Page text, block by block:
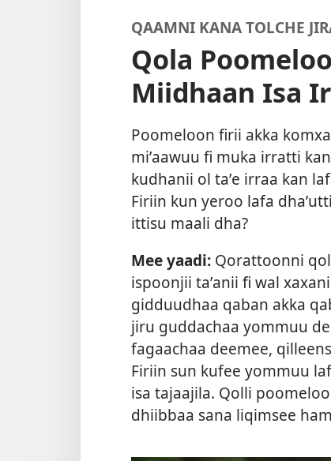
QAAMNI KANA TOLCHE
Qola
Miidhaan Isa
Poomeloon firii akka
miʼaawuu fi muka irratti
kudhanii ol taʼe irraa kan
Firiin kun yeroo lafa
ittisu maali dha?
Mee yaadi: Qorattoonni
ispoonjii taʼanii fi wal
gidduudhaa qaban akka
jiru guddachaa yommuu
fagaachaa deemee,
Firiin sun kufee yommuu
isa tajaajila. Qolli
dhiibbaa sana liqimsee